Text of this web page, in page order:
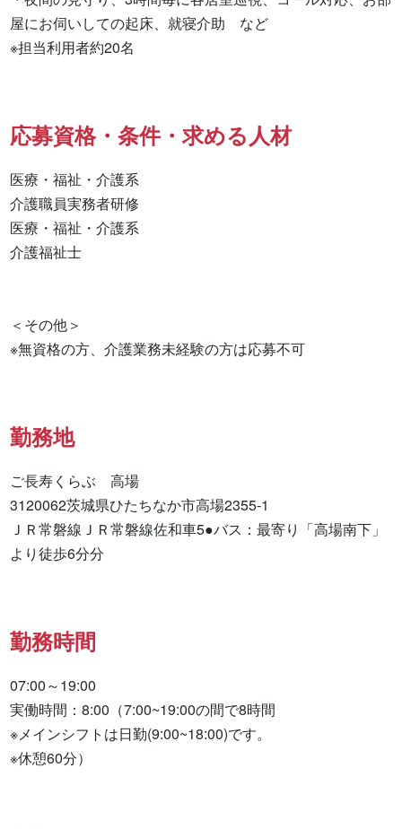
屋にお伺いしての起床、就寝介助　など
※担当利用者約20名
応募資格・条件・求める人材
医療・福祉・介護系
介護職員実務者研修
医療・福祉・介護系
介護福祉士
＜その他＞
※無資格の方、介護業務未経験の方は応募不可
勤務地
ご長寿くらぶ　高場
3120062茨城県ひたちなか市高場2355-1
ＪＲ常磐線ＪＲ常磐線佐和車5●バス：最寄り「高場南下」
より徒歩6分分
勤務時間
07:00～19:00
実働時間：8:00（7:00~19:00の間で8時間
※メインシフトは日勤(9:00~18:00)です。
※休憩60分）